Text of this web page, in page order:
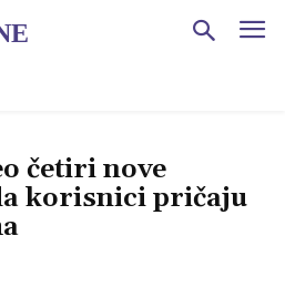
četiri nove
korisnici pričaju